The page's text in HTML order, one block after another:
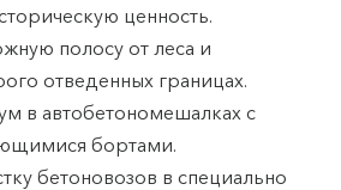
ценность.
полосу от леса и
отведенных границах.
в автобетономешалках с
бортами.
бетоновозов в специально